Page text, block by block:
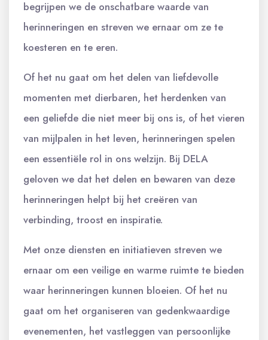
begrijpen we de onschatbare waarde van
herinneringen en streven we ernaar om ze te
koesteren en te eren.
Of het nu gaat om het delen van liefdevolle
momenten met dierbaren, het herdenken van
een geliefde die niet meer bij ons is, of het vieren
van mijlpalen in het leven, herinneringen spelen
een essentiële rol in ons welzijn. Bij DELA
geloven we dat het delen en bewaren van deze
herinneringen helpt bij het creëren van
verbinding, troost en inspiratie.
Met onze diensten en initiatieven streven we
ernaar om een veilige en warme ruimte te bieden
waar herinneringen kunnen bloeien. Of het nu
gaat om het organiseren van gedenkwaardige
evenementen, het vastleggen van persoonlijke